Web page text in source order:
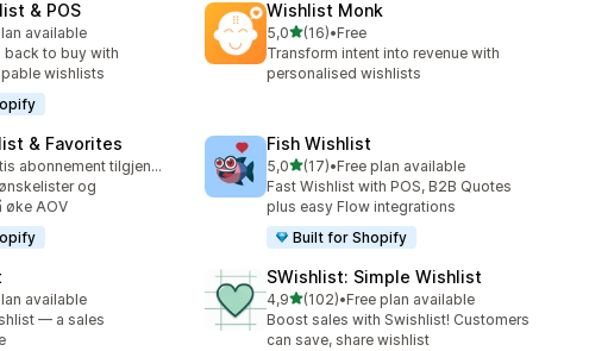
& POS
available
back to buy with
wishlists
Wishlist Monk
5,0av 5 stjerner
(16)
Totalt 16 omtaler
•Free
Transform intent into revenue with
personalised wishlists
& Favorites
Gratis abonnement tilgjengelig
og
øke AOV
Fish Wishlist
5,0av 5 stjerner
(17)
Totalt 17 omtaler
•Free plan available
Fast Wishlist with POS, B2B Quotes
plus easy Flow integrations
Built for Shopify
available
— a sales
SWishlist: Simple Wishlist
4,9av 5 stjerner
(102)
Totalt 102 omtaler
•Free plan available
Boost sales with Swishlist! Customers
can save, share wishlist